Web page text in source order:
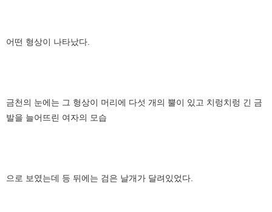
어떤 형상이 나타났다.
금천의 눈에는 그 형상이 머리에 다섯 개의 뿔이 있고 치렁치렁 긴 금
발을 늘어뜨린 여자의 모습
으로 보였는데 등 뒤에는 검은 날개가 달려있었다.